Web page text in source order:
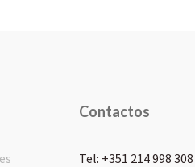
Contactos
Tel: +351 214 998 308